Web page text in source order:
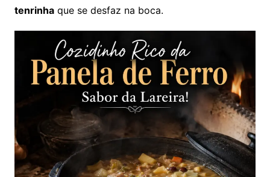
tenrinhaque se desfaz na boca.